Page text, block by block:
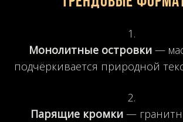
Монолитные островки—
подчёркивается природной
Парящие кромки—